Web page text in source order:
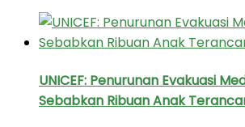
UNICEF: Penurunan Evakuasi
Sebabkan Ribuan Anak